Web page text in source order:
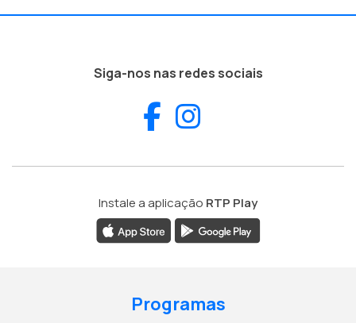
Siga-nos nas redes sociais
Facebook
Instale a aplicação RTP Play
Programas